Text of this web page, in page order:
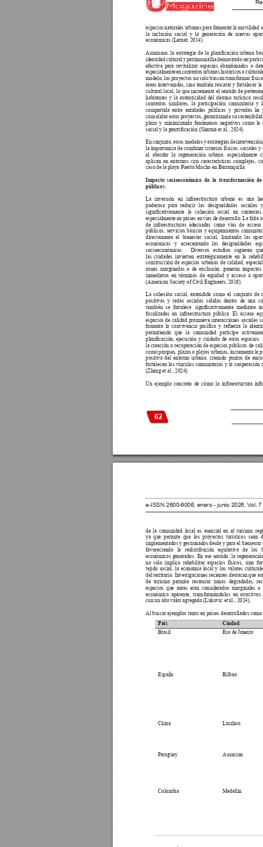
62
espacios naturales urbanos para fomentar la movilidad
la inclusión social y la generación de nuevas
económicas (Lerner, 2014).
Asimismo, la estrategia de la planicación urbana
identidad cultural y patrimonial ha demostrado ser
efectiva para revitalizar espacios abandonados o
especialmente en contextos urbanos históricos o
modelo, los proyectos no solo buscan transformar
áreas intervenidas, sino también rescatar y fortalecer
cultural local, lo que incrementa el sentido de
habitantes y la autenticidad del destino turístico
contextos similares, la participación comunitaria y
compartida entre entidades públicas y privadas
consolidar estos proyectos, garantizando su
plazo y minimizando fenómenos negativos como
social y la gentricación (Sharma et al., 2024).
En conjunto, estos modelos y estrategias de
la importancia de combinar criterios físicos, sociales
al abordar la regeneración urbana, especialmente
aplican en entornos con características complejas,
caso de la playa Puerto Mocho en Barranquilla.
Impacto socioeconómico de la transformación
públicos:
La inversión en infraestructura urbana es una
poderosa para reducir las desigualdades
signicativamente la cohesión social en contextos
especialmente en países en vías de desarrollo. La falta
de infraestructuras adecuadas como vías de
públicos, servicios básicos y equipamientos
directamente el bienestar social, limitando las
económicas y acrecentando las desigualdades
socioeconómicas . Diversos estudios sugieren
las ciudades invierten estratégicamente en la
construcción de espacios urbanos de calidad,
zonas marginadas o de exclusión, generan
inmediatos en términos de equidad y acceso a
(American Society of Civil Engineers, 2016).
La cohesión social, entendida como el conjunto de
positivas y redes sociales sólidas dentro de una
también se fortalece signicativamente mediante
focalizadas en infraestructura pública. El acceso
espacios de calidad promueve interacciones sociales
fomenta la convivencia pacíca y refuerza la
permitiendo que la comunidad participe
planicación, ejecución y cuidado de estos espacios
la creación o recuperación de espacios públicos de
como parques, plazas o playas urbanas, incrementa la
positiva del entorno urbano, creando puntos de
fortalecen los vínculos comunitarios y la cooperación
(Zhang et al., 2024).
Un ejemplo concreto de cómo la infraestructura
e-ISSN 2600-6006, enero - junio 2026, Vol. 7
de la comunidad local es esencial en el turismo
ya que permite que los proyectos turísticos sean
implementados y gestionados desde y para el
favoreciendo la redistribución equitativa de los
económicos generados. En ese sentido, la
no solo implica rehabilitar espacios físicos, sino
tejido social, la economía local y los valores
del territorio. Investigaciones recientes destacan que
de turismo permite restaurar zonas degradadas,
espacios que antes eran considerados marginales
económico aparente, transformándolos en
con un alto valor agregado (Lukovic et al., 2024).
Al buscar ejemplos tanto en países desarrollados
Pais Ciudad
Brasil Rio de Janeiro
España Bilbao
China Liuzhou
Paraguay Asuncion
Colombia Medellin